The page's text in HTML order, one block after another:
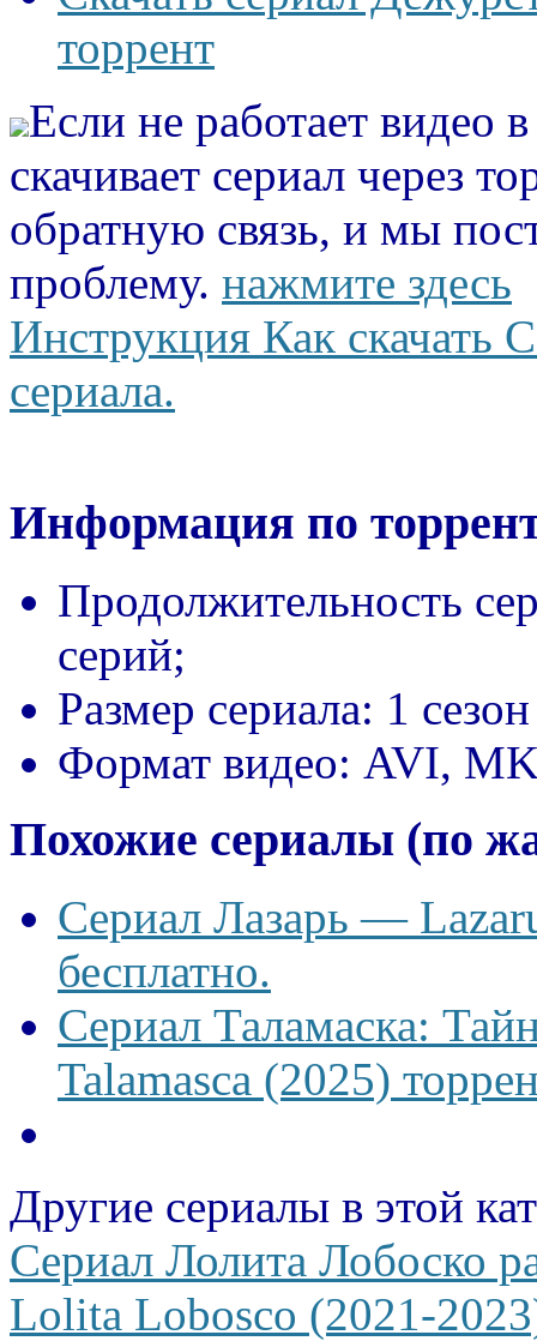
торрент
Если не работает видео
скачивает сериал через
обратную связь, и мы
проблему. нажмите здесь
Инструкция Как скачать
сериала.
Информация по
Продолжительность
серий;
Размер сериала: 1
Формат видео: AVI,
Похожие сериалы (по
Сериал Лазарь —
бесплатно.
Сериал Таламаска:
Talamasca (2025)
Другие сериалы в этой
Сериал Лолита Лобоско
Lolita Lobosco (2021-